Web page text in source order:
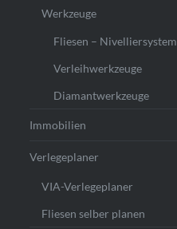
Werkzeuge
Fliesen – Nivelliersystem
Verleihwerkzeuge
Diamantwerkzeuge
Immobilien
Verlegeplaner
VIA-Verlegeplaner
Fliesen selber planen